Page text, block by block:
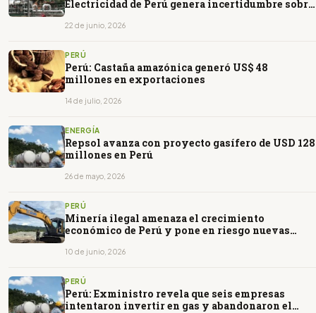
Electricidad de Perú genera incertidumbre sobre
22 de junio, 2026
PERÚ
Perú: Castaña amazónica generó US$ 48
millones en exportaciones
14 de julio, 2026
ENERGÍA
Repsol avanza con proyecto gasífero de USD 128
millones en Perú
26 de mayo, 2026
PERÚ
Minería ilegal amenaza el crecimiento
económico de Perú y pone en riesgo nuevas
10 de junio, 2026
PERÚ
Perú: Exministro revela que seis empresas
intentaron invertir en gas y abandonaron el